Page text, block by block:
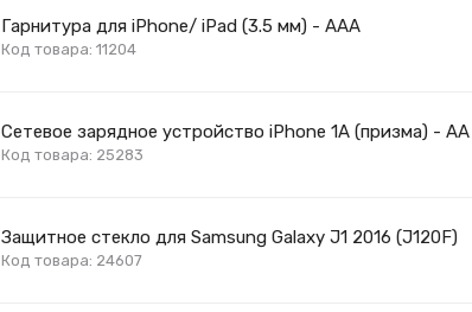
Гарнитура для iPhone/ iPad (3.5 мм) - AAA
Код товара: 11204
Сетевое зарядное устройство iPhone 1A (призма) - AA
Код товара: 25283
Защитное стекло для Samsung Galaxy J1 2016 (J120F)
Код товара: 24607